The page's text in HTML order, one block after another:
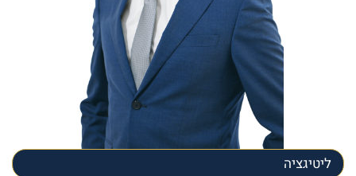
ליטיגציה